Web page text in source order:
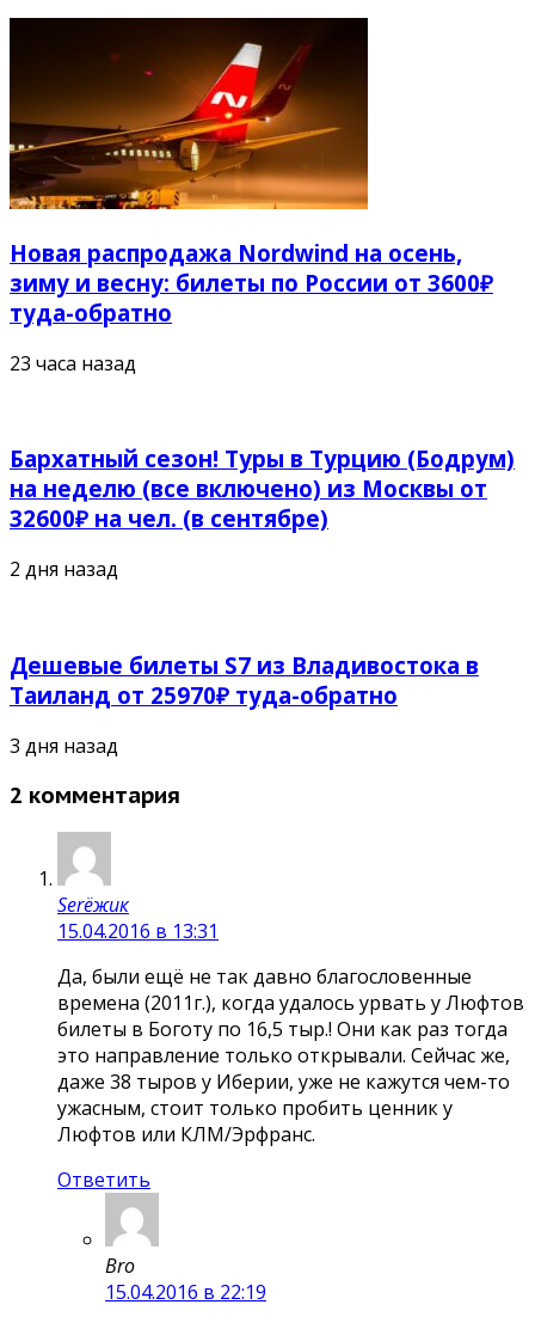
Новая распродажа Nordwind на осень,
зиму и весну: билеты по России от 3600₽
туда-обратно
23 часа назад
Бархатный сезон! Туры в Турцию (Бодрум)
на неделю (все включено) из Москвы от
32600₽ на чел. (в сентябре)
2 дня назад
Дешевые билеты S7 из Владивостока в
Таиланд от 25970₽ туда-обратно
3 дня назад
2 комментария
Serёжик
15.04.2016 в 13:31
Да, были ещё не так давно благословенные
времена (2011г.), когда удалось урвать у Люфтов
билеты в Боготу по 16,5 тыр.! Они как раз тогда
это направление только открывали. Сейчас же,
даже 38 тыров у Иберии, уже не кажутся чем-то
ужасным, стоит только пробить ценник у
Люфтов или КЛМ/Эрфранс.
Ответить
Bro
15.04.2016 в 22:19